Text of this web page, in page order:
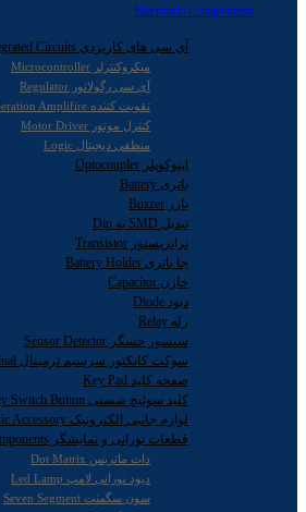
Electronic Components
آی سی های کاربردی Integrated Circuits
میکروکنترلر Microcontroller
آی سی رگولاتور Regulator
تقویت کننده Operation Amplifire
کنترل موتور Motor Driver
منطقی دیجیتال Logic
اپتوکوپلر Optocoupler
باتری Battery
بازر Buzzer
تبدیل SMD به Dip
ترانزیستور Transistor
جا باتری Battery Holder
خازن Capacitor
دیود Diode
رله Relay
سنسور حسگر Sensor Detector
سوکت کانکتور سرسیم ترمینال Sucket Connector Terminal
صفحه کلید Key Pad
کلید سوئیچ شستی Key Switch Button
لوازم جانبی الکترونیک Electronic Accessory
قطعات نورانی و نمایشگر Light & Display Components
دات ماتریس Dot Matrix
دیود نورانی لامپ Led Lamp
سون سگمنت Seven Segment